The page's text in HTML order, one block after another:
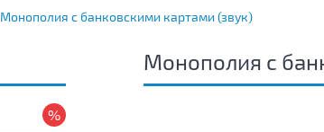
Монополия с банковскими картами (звук)
Монополия с